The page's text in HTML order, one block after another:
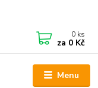
Menu
0 ks
za 0 Kč